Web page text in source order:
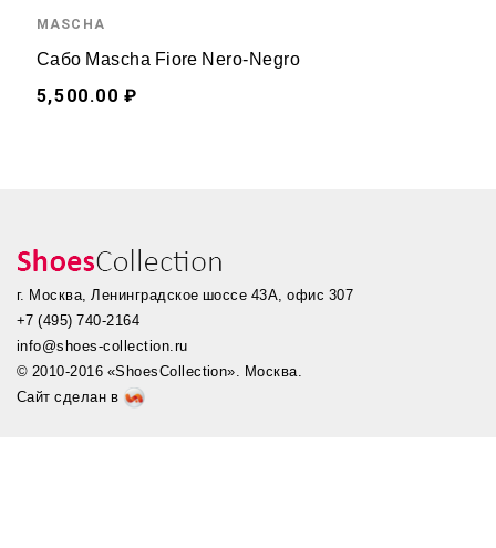
MASCHA
Сабо Mascha Fiore Nero-Negro
5,500.00 ₽
г. Москва, Ленинградское шоссе 43А, офис 307
+7 (495) 740-2164
info@shoes-collection.ru
© 2010-2016 «ShoesCollection». Москва.
Сайт сделан в